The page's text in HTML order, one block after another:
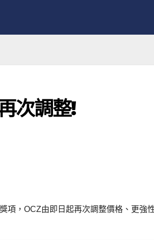
次調整!
項，OCZ由即日起再次調整價格、更強